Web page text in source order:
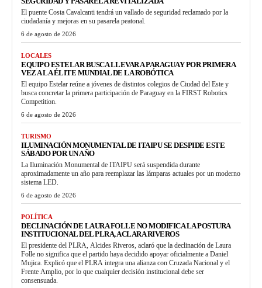
El puente Costa Cavalcanti tendrá un vallado de seguridad reclamado por la
ciudadanía y mejoras en su pasarela peatonal.
6 de agosto de 2026
LOCALES
EQUIPO ESTELAR BUSCA LLEVAR A PARAGUAY POR PRIMERA
VEZ A LA ÉLITE MUNDIAL DE LA ROBÓTICA
El equipo Estelar reúne a jóvenes de distintos colegios de Ciudad del Este y
busca concretar la primera participación de Paraguay en la FIRST Robotics
Competition.
6 de agosto de 2026
TURISMO
ILUMINACIÓN MONUMENTAL DE ITAIPU SE DESPIDE ESTE
SÁBADO POR UN AÑO
La Iluminación Monumental de ITAIPU será suspendida durante
aproximadamente un año para reemplazar las lámparas actuales por un moderno
sistema LED.
6 de agosto de 2026
POLÍTICA
DECLINACIÓN DE LAURA FOLLE NO MODIFICA LA POSTURA
INSTITUCIONAL DEL PLRA, ACLARA RIVEROS
El presidente del PLRA, Alcides Riveros, aclaró que la declinación de Laura
Folle no significa que el partido haya decidido apoyar oficialmente a Daniel
Mujica. Explicó que el PLRA integra una alianza con Cruzada Nacional y el
Frente Amplio, por lo que cualquier decisión institucional debe ser
consensuada.